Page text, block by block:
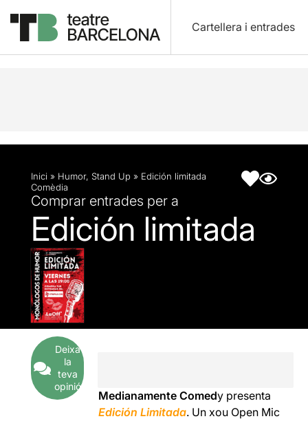
Cartellera i entrades
Descripció Fitxa artística
Inici » Humor, Stand Up » Edición limitada
Comèdia
Comprar entrades per a
Edición limitada
Deixa
la
teva
opinió
Medianamente Comedy presenta
Edición Limitada. Un xou Open Mic